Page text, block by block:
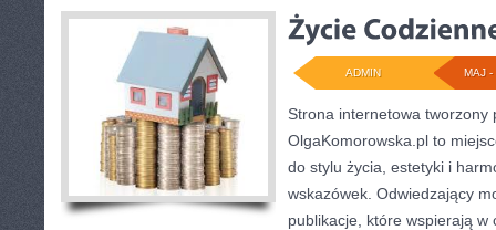
MAJ -
ADMIN
Strona internetowa tworzony
OlgaKomorowska.pl to
do stylu życia, estetyki i
wskazówek. Odwiedzający
publikacje, które wspierają